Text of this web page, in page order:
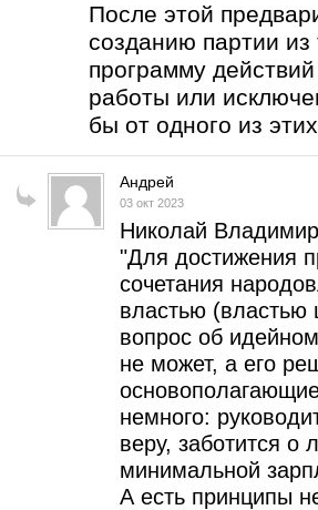
После этой
созданию партии из
программу
работы или
бы от одного из
Андрей
03 окт 2023
Николай
"Для достижения
сочетания
властью (властью
вопрос об
не может, а его
немного:
веру, заботится о
минимальной
А есть принципы